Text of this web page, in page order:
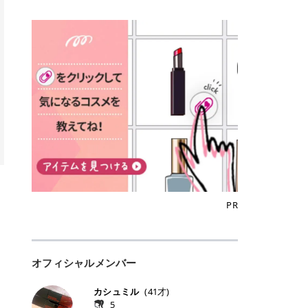
アとしても活用できます。 トナーパ
ッドの選び方 トナーパッドは、配合
成分やパッドの素材によって特徴が
異なります。 自分の肌悩みや理想の
仕上がりに合わせて選ぶことで、毎
日のスキンケアに取り入れやすくな
ります。 肌悩みに合わせて選ぶ パ
ッドの素材で選ぶ トナーパッドの使
い方 洗顔後すぐの清潔な肌に使用し
ます。 STEP1 エンボス面（凹凸
面）で顔全体をやさしく拭き取りま
す。 特に小鼻・あご・額など皮脂や
古い角質が気になる部分は丁寧にな
じませましょう。 STEP2 パッドを
裏返し、フラット面で顔全体をやさ
しく押さえながら化粧水をなじませ
キンケアを行います。 乾燥が気にな
パックとして使用するのもおすすめ
こからは、保湿ケアや肌荒れケア、
毛穴ケアなど目的別におすすめのト
するまでの期間や必要な施術回数が
大きな違いとして挙げられます！ 医
療脱毛は、医療機関（クリニックや
皮膚科など）だけで扱える高出力の
レーザーを使って、発毛組織にアプ
ローチする施術といわれています。
そのため、少ない回数で永久脱毛
（※）を目指すことができます。
（※永久脱毛とは一生毛が1本も生
えてこないという意味ではなく、ア
メリカの基準に基づき「長期間にわ
たって毛量が明らかに減少している
状態が維持されること」を指しま
のがメリットですが、毛根を破壊す
ます。 なお、医療脱毛は保険がきか
ない自由診療なので、クリニックに
います。だからこそ、しっかり比較
すい ラシャ メディオスターNeXT P
RO ジェントルYAGプロ 公式サイト
> ※医療脱毛は自由診療です。治療
には赤み、痒み、火傷、毛嚢炎、一
時的な硬毛化などのリスクが伴いま
す。 目次▼ 1. エミナルクリニック
の魅力とは？選ばれる3つの特徴 ・
最短6か月からの脱毛プランが選べ
る！ ・全国60院以上＆21時まで営
業！ ・痛みに配慮した医療脱毛器の
導入と肌トラブル対応 2. エミナル
クリニックの口コミ・評判 3. エミ
ナルクリニックの全身脱毛料金プラ
・追加費用がかからないシステム ・
リニックのお得な割引・キャンペー
で割引 ・ペア限定プラン｜家族や友
人と一緒にスタートできる ・他社か
ような血色感を演出するヌーディー
ピンク。 黄みと青みのバランスが良
く、自然になじむコーラル系カラー
です。 自然な血色感をプラスしてく
れるので、ナチュラルメイクとの相
性抜群。 可愛らしく、多幸感のある
印象に仕上がります。 ワインベリー
｜気品をまとうローズレッド 深みの
ある青みレッド。 大人っぽく華やか
な印象を与えるベリーカラーです。
ひと塗りで顔全体が華やかになり、
リップを主役にしたメイクが完成。
クールで上品な雰囲気を演出できま
ニュートラルな発色で、肌色を選び
落ち着いた印象に仕上がり、オン・
いめメイクにもカジュアルメイクに
もマッチします。 ラズベリーケーキ
ーグロスが広がり、ふっくらボリュ
フティングしたような、新しいリッ
プティンググロス💄 実際に使用した
方のクチコミ > 5 > プルプル > 唇に
塗るPDRNグロス > > AMUSE ジェ
ルフィットグロス > > ぷっくりツヤ
ツヤだけどベタっとした感じはなく
て使いやすいですね。プランピング
効果で少しスーッとします。ここは
好き嫌いがあるかもしれませんが慣
チップは片面がツルツル、片面がモ
ケモケになってます。 > > 桜グロス
【日本限定色】：上品なピンクベー
も上品で使いやすい色ですね。すも
いるので華やかそうに見えるけど、
> > スキンケア成分が配合されてい
て保湿もしっかりしてくれます。最
も、＠cosmeも、いつものコスメ購
入を“ちょっとお得”に変えられるの
が、トラミーリワードです✨ 今回
は、トラミーリワードの特徴や活用
方法、美容好きさんにおすすめな理
由を詳しくご紹介します！ トラミー
リワードとは？ 「トラミーリワー
ド」は、東証グロース上場企業であ
る株式会社アイズが運営する、安
心・安全なポイントサイト機能で
す。 トラミーリワードは、トラミー
会員向けのポイントサービスです。
対象ショップやサービスを利用する
ことでポイントを獲得でき、貯まっ
たポイントはAmazonギフト券やド
ットマネーなどに交換できます。 普
イ活初心者でも始めやすいのが魅力
段よく使っているコスメ通販サイト
けでポイントが貯まるのが大きな魅
力です✨ 例えば、、、 ・メガ割の
PR
オフィシャルメンバー
カシュミル (41才)
5